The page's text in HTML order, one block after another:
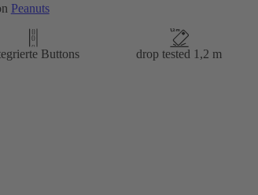
Peanuts
Buttons
drop tested 1,2 m